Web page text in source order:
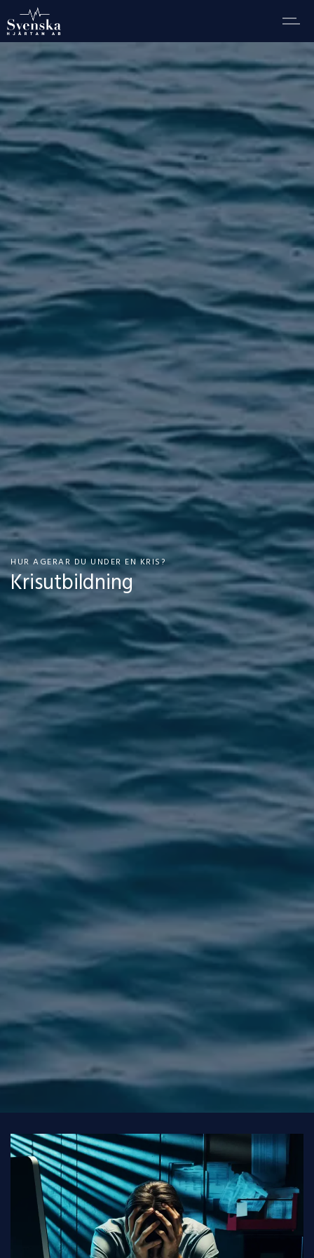
HUR AGERAR DU UNDER EN KRIS?
Krisutbildning